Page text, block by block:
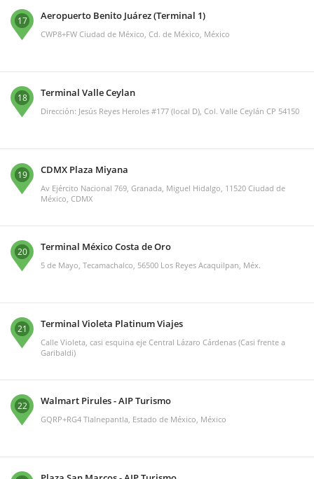
17 Aeropuerto Benito Juárez (Terminal 1)
CWP8+FW Ciudad de México, Cd. de México, México
18 Terminal Valle Ceylan
Dirección: Jesús Reyes Heroles #177 (local D), Col. Valle Ceylán CP 54150
19 CDMX Plaza Miyana
Av Ejército Nacional 769, Granada, Miguel Hidalgo, 11520 Ciudad de
México, CDMX
20 Terminal México Costa de Oro
5 de Mayo, Tecamachalco, 56500 Los Reyes Acaquilpan, Méx.
21 Terminal Violeta Platinum Viajes
Calle Violeta, casi esquina eje Central Lázaro Cárdenas (Casi frente a
Garibaldi)
22 Walmart Pirules - AIP Turismo
GQRP+RG4 Tlalnepantla, Estado de México, México